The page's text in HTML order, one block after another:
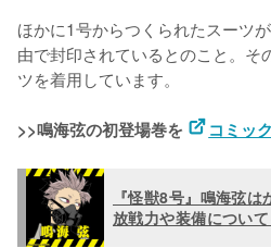
ほかに1号からつくられたスーツ
由で封印されているとのこと。そ
ツを着用しています。
>>鳴海弦の初登場巻を コミッ
『怪獣8号』鳴海弦
放戦力や装備につい